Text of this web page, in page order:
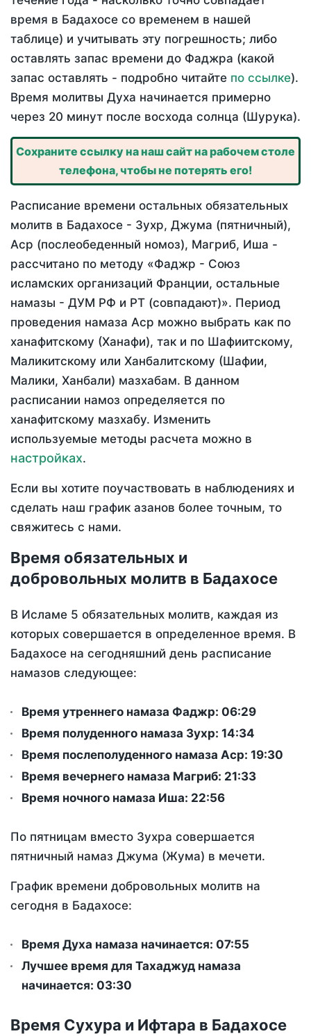
время в Бадахосе со временем в нашей
таблице) и учитывать эту погрешность; либо
оставлять запас времени до Фаджра (какой
запас оставлять - подробно читайте по ссылке).
Время молитвы Духа начинается примерно
через 20 минут после восхода солнца (Шурука).
Сохраните ссылку на наш сайт на рабочем столе
телефона, чтобы не потерять его!
Расписание времени остальных обязательных
молитв в Бадахосе - Зухр, Джума (пятничный),
Аср (послеобеденный номоз), Магриб, Иша -
рассчитано по методу «Фаджр - Союз
исламских организаций Франции, остальные
намазы - ДУМ РФ и РТ (совпадают)». Период
проведения намаза Аср можно выбрать как по
ханафитскому (Ханафи), так и по Шафиитскому,
Маликитскому или Ханбалитскому (Шафии,
Малики, Ханбали) мазхабам. В данном
расписании намоз определяется по
ханафитскому мазхабу. Изменить
используемые методы расчета можно в
настройках.
Если вы хотите поучаствовать в наблюдениях и
сделать наш график азанов более точным, то
свяжитесь с нами.
Время обязательных и
добровольных молитв в Бадахосе
В Исламе 5 обязательных молитв, каждая из
которых совершается в определенное время. В
Бадахосе на сегодняшний день расписание
намазов следующее:
Время утреннего намаза Фаджр: 06:29
Время полуденного намаза Зухр: 14:34
Время послеполуденного намаза Аср: 19:30
Время вечернего намаза Магриб: 21:33
Время ночного намаза Иша: 22:56
По пятницам вместо Зухра совершается
пятничный намаз Джума (Жума) в мечети.
График времени добровольных молитв на
сегодня в Бадахосе:
Время Духа намаза начинается: 07:55
Лучшее время для Тахаджуд намаза
начинается: 03:30
Время Сухура и Ифтара в Бадахосе